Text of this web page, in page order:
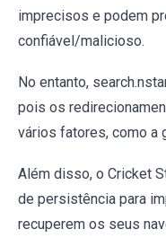
imprecisos e podem
confiável/malicioso.
No entanto,
pois os
vários fatores, como a
Além disso, o Cricket
de persistência para
recuperem os seus